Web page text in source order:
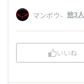
マンボウ、 他3人
いいね